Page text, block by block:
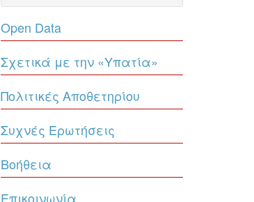
Open Data
Σχετικά με την «Υπατία»
Πολιτικές Αποθετηρίου
Συχνές Ερωτήσεις
Βοήθεια
Επικοινωνία